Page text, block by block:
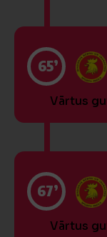
65’
Vārtus
67’
Vārtus